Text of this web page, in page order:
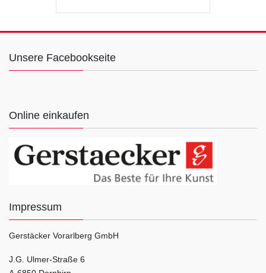
Unsere Facebookseite
Online einkaufen
Impressum
Gerstäcker Vorarlberg GmbH
J.G. Ulmer-Straße 6